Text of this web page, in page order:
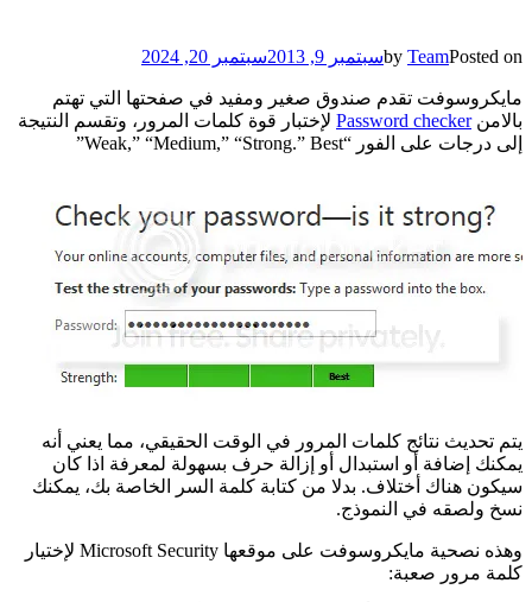
by TeamPosted on سبتمبر 9, 2013 سبتمبر 20, 2024
مايكروسوفت تقدم صندوق صغير ومفيد في صفحتها التي تهتم
بالامنPassword checker لإختبار قوة كلمات المرور، وتقسم النتيجة
إلى درجات على الفور “Weak,” “Medium,” “Strong.” Best”
يتم تحديث نتائج كلمات المرور في الوقت الحقيقي، مما يعني أنه
يمكنك إضافة أو استبدال أو إزالة حرف بسهولة لمعرفة اذا كان
سيكون هناك أختلاف. بدلا من كتابة كلمة السر الخاصة بك، يمكنك
نسخ ولصقه في النموذج.
وهذه نصحية مايكروسوفت على موقعها Microsoft Security لإختيار
كلمة مرور صعبة: